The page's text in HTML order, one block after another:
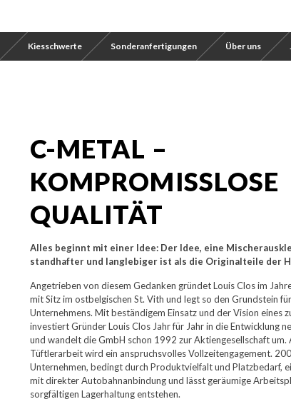
Kiesschwerte Sonderanfertigungen Über uns
C-METAL –
KOMPROMISSLOSE
QUALITÄT
Alles beginnt mit einer Idee: Der Idee, eine
standhafter und langlebiger ist als die Originalteile der
Angetrieben von diesem Gedanken gründet Louis Clos im
mit Sitz im ostbelgischen St. Vith und legt so den Grundstein
Unternehmens. Mit beständigem Einsatz und der Vision eines
investiert Gründer Louis Clos Jahr für Jahr in die Entwicklung
und wandelt die GmbH schon 1992 zur Aktiengesellschaft um.
Tüftlerarbeit wird ein anspruchsvolles Vollzeitengagement.
Unternehmen, bedingt durch Produktvielfalt und Platzbedarf,
mit direkter Autobahnanbindung und lässt geräumige
sorgfältigen Lagerhaltung entstehen.